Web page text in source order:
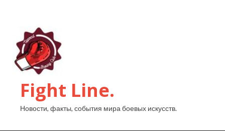
Fight Line.
Новости, факты, события мира боевых искусств.